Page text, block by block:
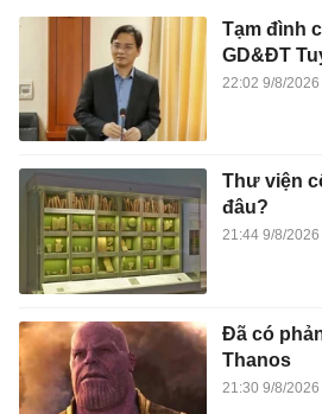
Tạm đình
GD&ĐT
22:02 9/8/2026
Thư viện
đâu?
21:44 9/8/2026
Đã có
Thanos
21:30 9/8/2026